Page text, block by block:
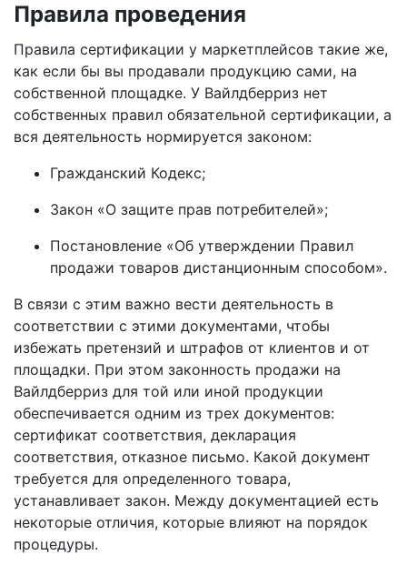
Правила проведения
Правила сертификации у маркетплейсов такие же,
как если бы вы продавали продукцию сами, на
собственной площадке. У Вайлдберриз нет
собственных правил обязательной сертификации, а
вся деятельность нормируется законом:
Гражданский Кодекс;
Закон «О защите прав потребителей»;
Постановление «Об утверждении Правил
продажи товаров дистанционным способом».
В связи с этим важно вести деятельность в
соответствии с этими документами, чтобы
избежать претензий и штрафов от клиентов и от
площадки. При этом законность продажи на
Вайлдберриз для той или иной продукции
обеспечивается одним из трех документов:
сертификат соответствия, декларация
соответствия, отказное письмо. Какой документ
требуется для определенного товара,
устанавливает закон. Между документацией есть
некоторые отличия, которые влияют на порядок
процедуры.